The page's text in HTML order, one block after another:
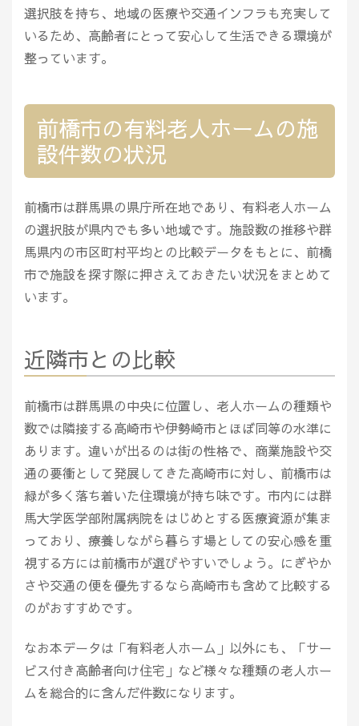
選択肢を持ち、地域の医療や交通インフラも充実して
いるため、高齢者にとって安心して生活できる環境が
整っています。
前橋市の有料老人ホームの施
設件数の状況
前橋市は群馬県の県庁所在地であり、有料老人ホーム
の選択肢が県内でも多い地域です。施設数の推移や群
馬県内の市区町村平均との比較データをもとに、前橋
市で施設を探す際に押さえておきたい状況をまとめて
います。
近隣市との比較
前橋市は群馬県の中央に位置し、老人ホームの種類や
数では隣接する高崎市や伊勢崎市とほぼ同等の水準に
あります。違いが出るのは街の性格で、商業施設や交
通の要衝として発展してきた高崎市に対し、前橋市は
緑が多く落ち着いた住環境が持ち味です。市内には群
馬大学医学部附属病院をはじめとする医療資源が集ま
っており、療養しながら暮らす場としての安心感を重
視する方には前橋市が選びやすいでしょう。にぎやか
さや交通の便を優先するなら高崎市も含めて比較する
のがおすすめです。
なお本データは「有料老人ホーム」以外にも、「サー
ビス付き高齢者向け住宅」など様々な種類の老人ホー
ムを総合的に含んだ件数になります。